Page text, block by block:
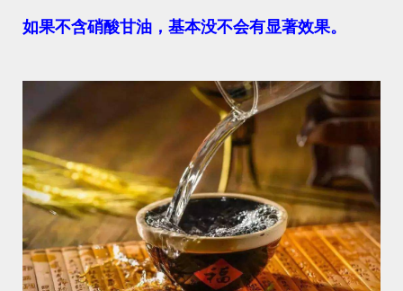
如果不含硝酸甘油，基本没不会有显著效果。